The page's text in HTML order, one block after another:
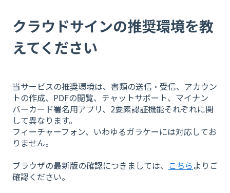
クラウドサインの推奨環境を教
えてください
当サービスの推奨環境は、書類の送信・受信、アカウン
トの作成、PDFの閲覧、チャットサポート、マイナン
バーカード署名用アプリ、2要素認証機能それぞれに関
して異なります。
フィーチャーフォン、いわゆるガラケーには対応してお
りません。
ブラウザの最新版の確認につきましては、 こちらよりご
確認ください。